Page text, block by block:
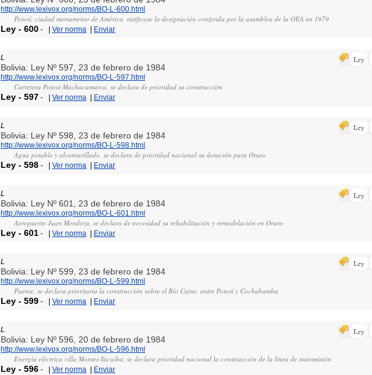
http://www.lexivox.org/norms/BO-L-600.html
Potosí, ciudad monumento de América, ratificase la designación conferida por la asamblea de la OEA en 1979
Ley -600 - |Ver norma Enviar
L Ley
Bolivia: Ley Nº 597, 23 de febrero de 1984
http://www.lexivox.org/norms/BO-L-597.html
Carretera Potosí-Machacamarca, se declara de prioridad su construcción
Ley -597 - |Ver norma Enviar
L Ley
Bolivia: Ley Nº 598, 23 de febrero de 1984
http://www.lexivox.org/norms/BO-L-598.html
Agua potable y alcantarillado, se declara de prioridad nacional su dotación para Oruro
Ley -598 - |Ver norma Enviar
L Ley
Bolivia: Ley Nº 601, 23 de febrero de 1984
http://www.lexivox.org/norms/BO-L-601.html
Aeropuerto Juan Mendoza, se declara de necesidad su rehabilitación y remodelación en Oruro
Ley -601 - |Ver norma Enviar
L Ley
Bolivia: Ley Nº 599, 23 de febrero de 1984
http://www.lexivox.org/norms/BO-L-599.html
Puente, se declara prioritaria la construcción sobre el Río Caine, entre Potosí y Cochabamba
Ley -599 - |Ver norma Enviar
L Ley
Bolivia: Ley Nº 596, 20 de febrero de 1984
http://www.lexivox.org/norms/BO-L-596.html
Energía eléctrica villa Montes-Yacuiba, se declara prioridad nacional la construcción de la línea de transmisión
Ley -596 - |Ver norma Enviar